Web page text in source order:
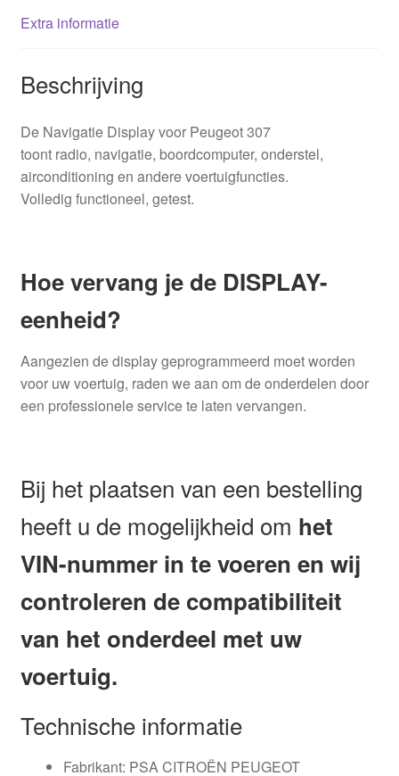
Extra informatie
Beschrijving
De Navigatie Display voor Peugeot 307
toont radio, navigatie, boordcomputer, onderstel,
airconditioning en andere voertuigfuncties.
Volledig functioneel, getest.
Hoe vervang je de DISPLAY-
eenheid?
Aangezien de display geprogrammeerd moet worden
voor uw voertuig, raden we aan om de onderdelen door
een professionele service te laten vervangen.
Bij het plaatsen van een bestelling
heeft u de mogelijkheid om het
VIN-nummer in te voeren en wij
controleren de compatibiliteit
van het onderdeel met uw
voertuig.
Technische informatie
Fabrikant: PSA CITROËN PEUGEOT